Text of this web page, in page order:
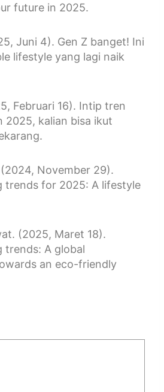
future in 2025.
Juni 4). Gen Z banget! Ini
lifestyle yang lagi naik
Februari 16). Intip tren
2025, kalian bisa ikut
November 29).
trends for 2025: A lifestyle
(2025, Maret 18).
trends: A global
an eco-friendly